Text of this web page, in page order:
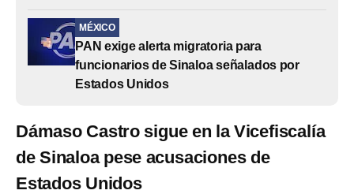
MÉXICO
PAN exige alerta migratoria para
funcionarios de Sinaloa señalados por
Estados Unidos
Dámaso Castro sigue en la Vicefiscalía
de Sinaloa pese acusaciones de
Estados Unidos